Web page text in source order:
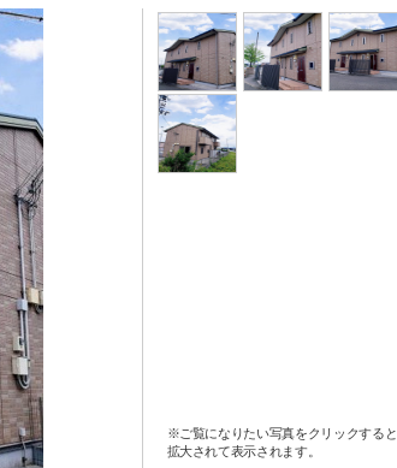
※ご覧になりたい写真をクリックすると
拡大されて表示されます。